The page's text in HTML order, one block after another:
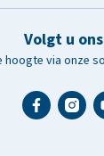
Volgt u
hoogte via onze